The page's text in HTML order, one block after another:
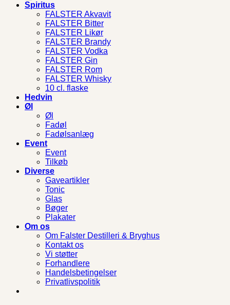
Spiritus
FALSTER Akvavit
FALSTER Bitter
FALSTER Likør
FALSTER Brandy
FALSTER Vodka
FALSTER Gin
FALSTER Rom
FALSTER Whisky
10 cl. flaske
Hedvin
Øl
Øl
Fadøl
Fadølsanlæg
Event
Event
Tilkøb
Diverse
Gaveartikler
Tonic
Glas
Bøger
Plakater
Om os
Om Falster Destilleri & Bryghus
Kontakt os
Vi støtter
Forhandlere
Handelsbetingelser
Privatlivspolitik